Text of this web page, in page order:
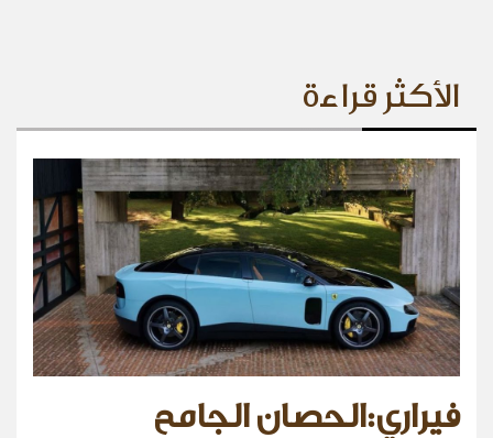
الأكثر قراءة
فيراري:الحصان الجامح